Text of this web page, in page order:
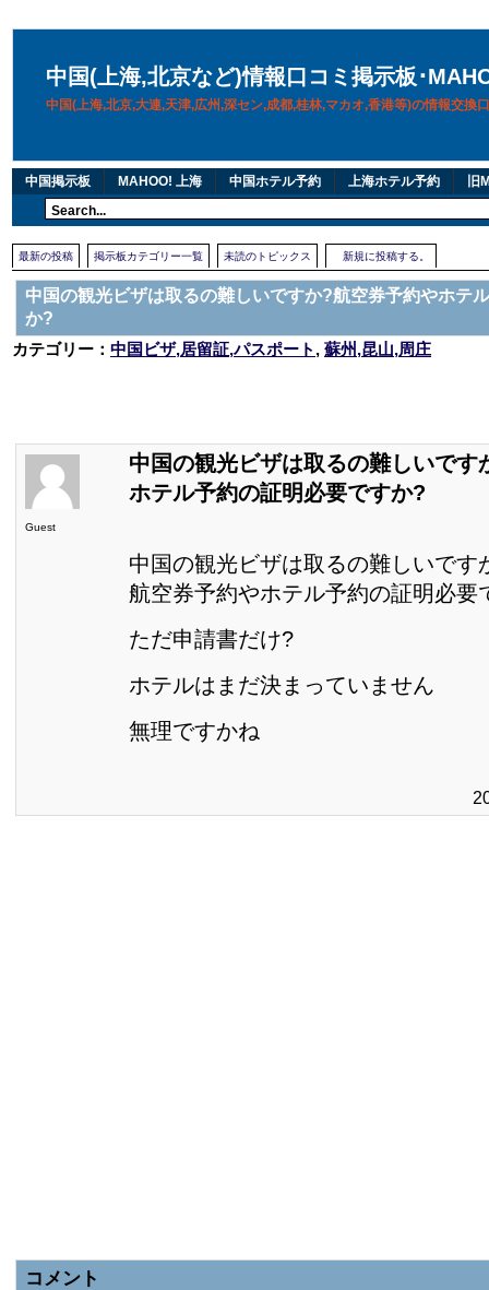
中国(上海,北京など)情報口コミ掲示板･
中国(上海,北京,大連,天津,広州,深セン,成都,桂林,マカオ,香港等)の情報交換
中国掲示板 MAHOO! 上海 中国ホテル予約 上海ホテル予約 旧
最新の投稿 掲示板カテゴリー一覧 未読のトピックス 新規に投稿する。
中国の観光ビザは取るの難しいですか?航空券予約やホテ
か?
カテゴリー： 中国ビザ,居留証,パスポート , 蘇州,昆山,周庄
Guest
中国の観光ビザは取るの難しいです
ホテル予約の証明必要ですか?
中国の観光ビザは取るの難しいです
航空券予約やホテル予約の証明必要
ただ申請書だけ?
ホテルはまだ決まっていません
無理ですかね
コメント